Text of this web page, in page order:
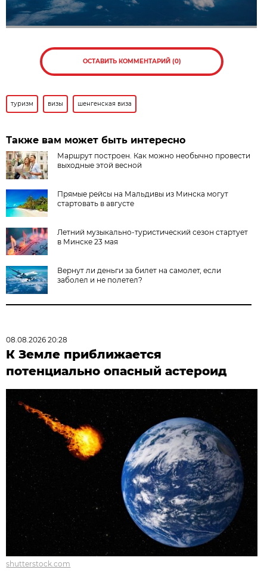
ОСТАВИТЬ КОММЕНТАРИЙ (0)
туризм визы шенгенская виза
Также вам может быть интересно
Маршрут построен. Как можно необычно провести
выходные этой весной
Прямые рейсы на Мальдивы из Минска могут
стартовать в августе
Летний музыкально-туристический сезон стартует
в Минске 23 мая
Вернут ли деньги за билет на самолет, если
заболел и не полетел?
08.08.2026 20:28
К Земле приближается
потенциально опасный астероид
shutterstock.com